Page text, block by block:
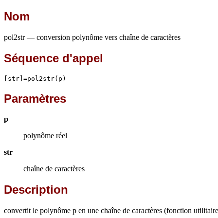
Nom
pol2str — conversion polynôme vers chaîne de caractères
Séquence d'appel
[str]=pol2str(p)
Paramètres
p
polynôme réel
str
chaîne de caractères
Description
convertit le polynôme p en une chaîne de caractères (fonction